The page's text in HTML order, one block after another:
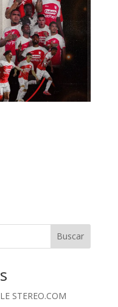
Buscar
STEREO.COM